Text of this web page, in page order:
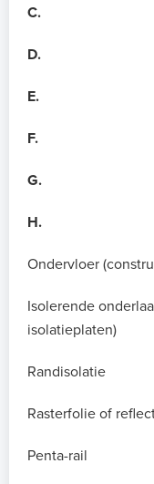
C.
D.
E.
F.
G.
H.
Ondervloer
Isolerende
isolatieplaten)
Randisolatie
Rasterfolie of
Penta-rail